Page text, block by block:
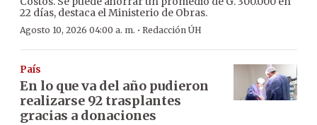
22 días, destaca el Ministerio de Obras.
Agosto 10, 2026 04:00 a. m. · Redacción ÚH
País
En lo que va del año pudieron
realizarse 92 trasplantes
gracias a donaciones